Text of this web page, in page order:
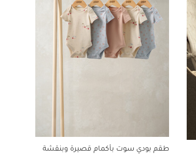
طقم بودي سوت بأكمام قصيرة وبنقشة